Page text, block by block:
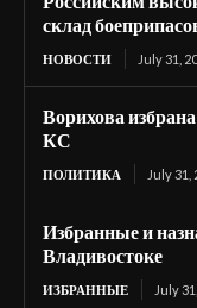
склад
НОВОСТИ July 31,
Ворихова
КС
ПОЛИТИКА July 31,
Избранные и
Владивостоке
ИЗБРАННЫЕ July